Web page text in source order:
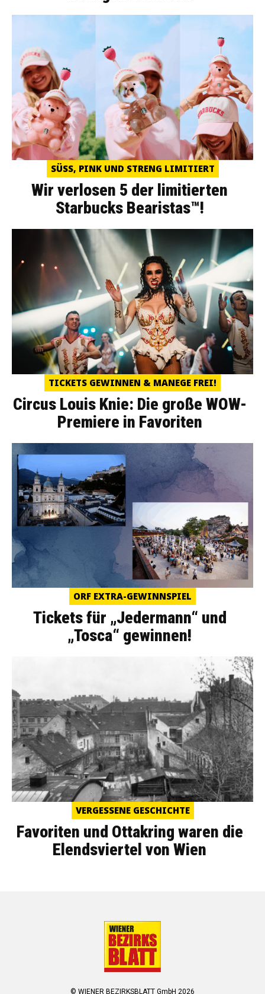
SÜSS, PINK UND STRENG LIMITIERT
Wir verlosen 5 der limitierten
Starbucks Bearistas™!
TICKETS GEWINNEN & MANEGE FREI!
Circus Louis Knie: Die große WOW-
Premiere in Favoriten
ORF EXTRA-GEWINNSPIEL
Tickets für „Jedermann“ und
„Tosca“ gewinnen!
VERGESSENE GESCHICHTE
Favoriten und Ottakring waren die
Elendsviertel von Wien
© WIENER BEZIRKSBLATT GmbH 2026